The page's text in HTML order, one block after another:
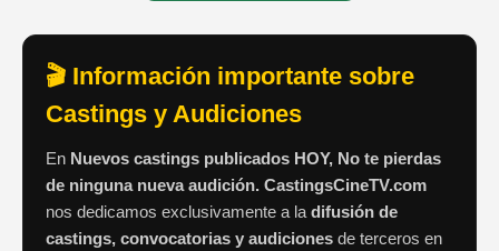
🎬 Información importante sobre
Castings y Audiciones
En Nuevos castings publicados HOY, No te pierdas
de ninguna nueva audición. CastingsCineTV.com
nos dedicamos exclusivamente a la difusión de
castings, convocatorias y audiciones de terceros en